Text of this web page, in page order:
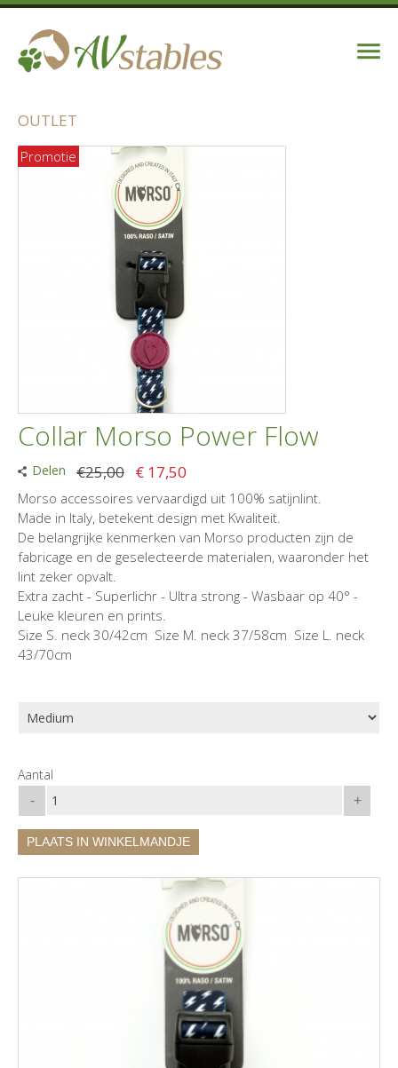
OUTLET
Promotie
Collar Morso Power Flow
Delen €25,00 € 17,50
Morso accessoires vervaardigd uit 100% satijnlint.
Made in Italy, betekent design met Kwaliteit.
De belangrijke kenmerken van Morso producten zijn de
fabricage en de geselecteerde materialen, waaronder het
lint zeker opvalt.
Extra zacht - Superlichr - Ultra strong - Wasbaar op 40° -
Leuke kleuren en prints.
Size S. neck 30/42cm Size M. neck 37/58cm Size L. neck
43/70cm
Aantal
- +
PLAATS IN WINKELMANDJE